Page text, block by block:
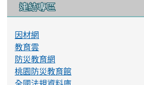
連結專區
因材網
教育雲
防災教育網
桃園防災教育館